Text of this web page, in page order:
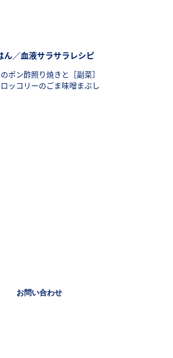
ん／血液サラサラレシピ
ポン酢照り焼きと［副菜］
ッコリーのごま味噌まぶし
お問い合わせ